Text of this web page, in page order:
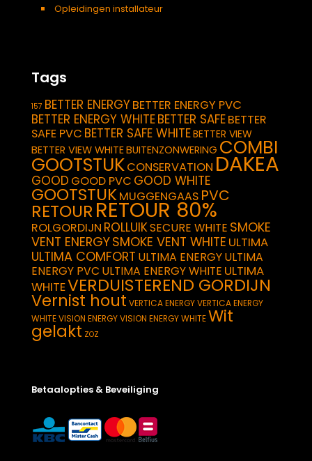
Opleidingen installateur
Tags
157 BETTER ENERGYBETTER ENERGY PVC
BETTER ENERGY WHITEBETTER SAFEBETTER
SAFE PVC BETTER SAFE WHITEBETTER VIEW
BETTER VIEW WHITEBUITENZONWERING COMBI
GOOTSTUKCONSERVATION DAKEA
GOOD GOOD PVC GOOD WHITE
GOOTSTUKMUGGENGAAS PVC
RETOUR RETOUR 80%
ROLGORDIJN ROLLUIKSECURE WHITE SMOKE
VENT ENERGYSMOKE VENT WHITE ULTIMA
ULTIMA COMFORT ULTIMA ENERGYULTIMA
ENERGY PVC ULTIMA ENERGY WHITE ULTIMA
WHITEVERDUISTEREND GORDIJN
Vernist hout VERTICA ENERGYVERTICA ENERGY
WHITEVISION ENERGYVISION ENERGY WHITEWit
gelakt ZOZ
Betaalopties & Beveiliging